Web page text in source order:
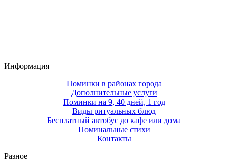
Информация
Поминки в районах города
Дополнительные услуги
Поминки на 9, 40 дней, 1 год
Виды ритуальных блюд
Бесплатный автобус до кафе или дома
Поминальные стихи
Контакты
Разное